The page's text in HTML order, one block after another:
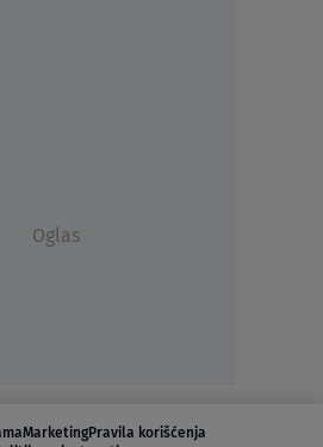
Oglas
MarketingPravila korišćenja